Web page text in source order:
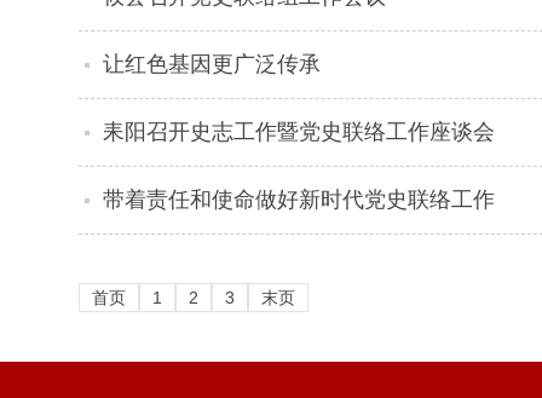
让红色基因更广泛传承
耒阳召开史志工作暨党史联络工作座谈会
带着责任和使命做好新时代党史联络工作
首页 1 2 3 末页